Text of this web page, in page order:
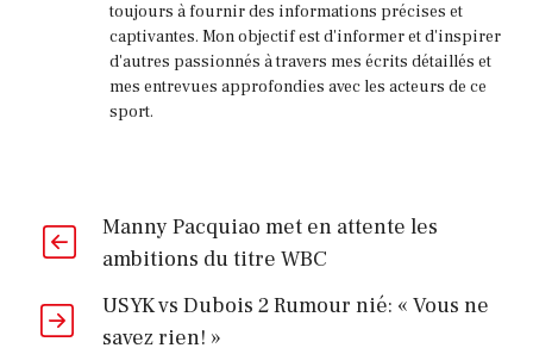
toujours à fournir des informations précises et
captivantes. Mon objectif est d'informer et d'inspirer
d'autres passionnés à travers mes écrits détaillés et
mes entrevues approfondies avec les acteurs de ce
sport.
Manny Pacquiao met en attente les
ambitions du titre WBC
USYK vs Dubois 2 Rumour nié: « Vous ne
savez rien! »